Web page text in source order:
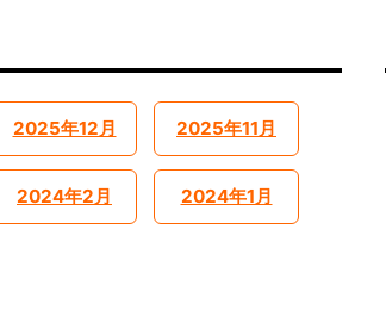
2025年12月 2025年11月
2024年2月 2024年1月